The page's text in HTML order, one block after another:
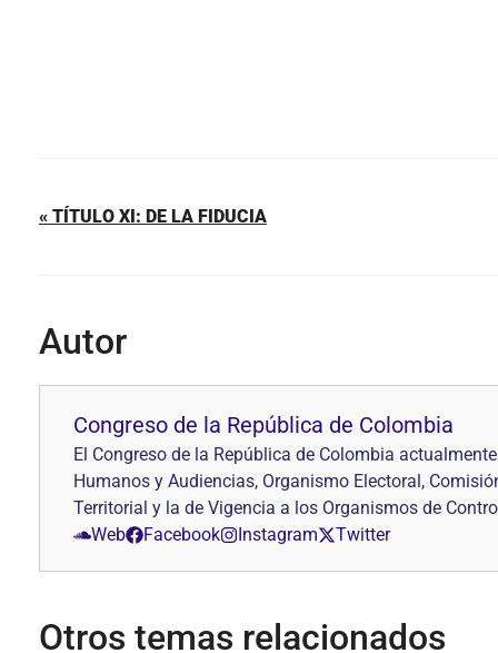
« TÍTULO XI: DE LA FIDUCIA
Autor
Congreso de la República de Colombia
El Congreso de la República de Colombia
Humanos y Audiencias, Organismo Electoral,
Territorial y la de Vigencia a los Organismos de
Web
Facebook Instagram Twitter
Otros temas relacionados